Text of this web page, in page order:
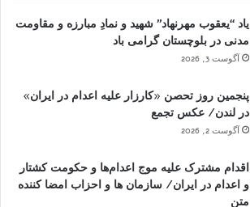
یاد “یعقوب مهرنهاد” شهید و نمادِ مبارزه و مقاومت
مدنی در بلوچستان گرامی باد
آگوست 3, 2026
پنجمین روز تحصن «کارزار علیه اعدام در ایران»
در لندن/ عکس تجمع
آگوست 2, 2026
اقدام مشترک علیه موج اعدام‌ها و حکومت کشتار
و اعدام در ایران/ سازمان ها و احزاب امضا کننده
متن